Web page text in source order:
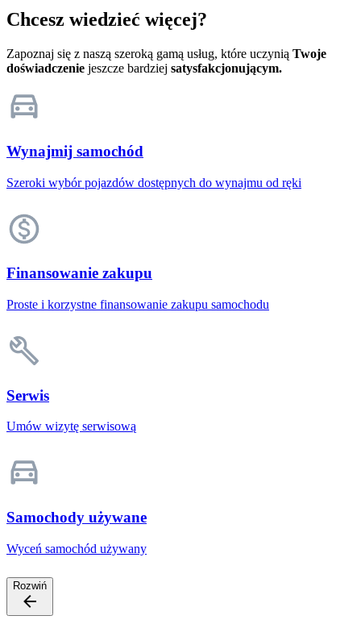
Chcesz wiedzieć więcej?
Zapoznaj się z naszą szeroką gamą usług, które uczynią Twoje
doświadczenie jeszcze bardziej satysfakcjonującym.
Wynajmij samochód
Szeroki wybór pojazdów dostępnych do wynajmu od ręki
Finansowanie zakupu
Proste i korzystne finansowanie zakupu samochodu
Serwis
Umów wizytę serwisową
Samochody używane
Wyceń samochód używany
Rozwiń